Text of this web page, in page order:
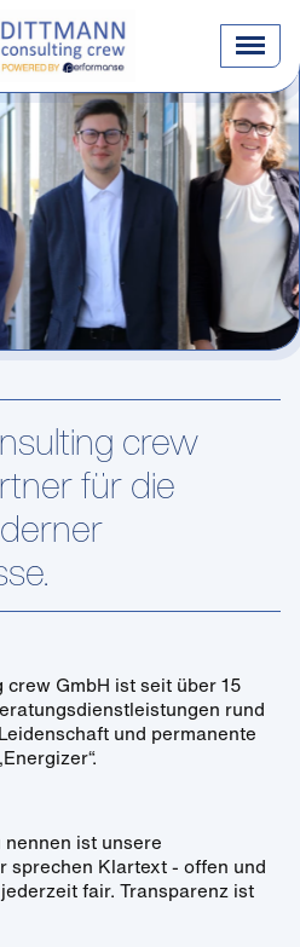
crew
für die
GmbH ist seit über 15
rund
und permanente
nennen ist unsere
sprechen Klartext - offen und
fair. Transparenz ist